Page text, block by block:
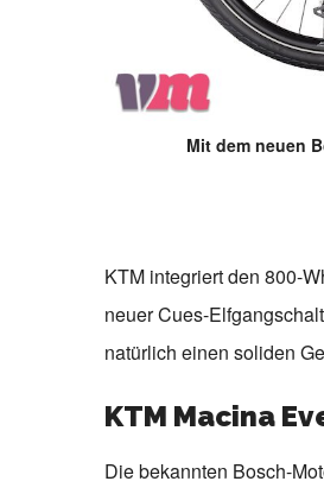
Mit dem neuen
KTM integriert den 800-
neuer Cues-
natürlich einen soliden
KTM Macina
Die bekannten Bosch-